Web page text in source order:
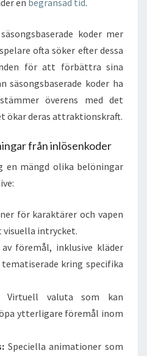
koder mer
ofta söker efter dessa
för att förbättra sina
säsongsbaserade koder ha
överens med det
ökar deras attraktionskraft.
från inlösenkoder
en mängd olika belöningar
för karaktärer och vapen
intrycket.
föremål, inklusive kläder
kring specifika
valuta som kan
ytterligare föremål inom
Speciella animationer som